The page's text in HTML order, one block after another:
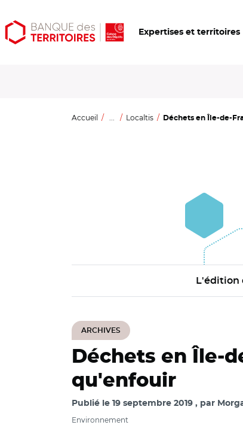
Aller
au
Aller
au
Ouvrir
les
Expertises et territoires
Accueil ... Localtis Déchets en Île-de-
L'édition
ARCHIVES
Déchets en Île-
qu'enfouir
Publié le 19 septembre 2019 par
Environnement